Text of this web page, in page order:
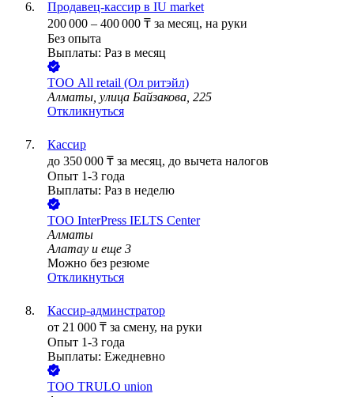
Продавец-кассир в IU market
200 000 – 400 000 ₸ за месяц, на руки
Без опыта
Выплаты: Раз в месяц
ТОО All retail (Ол ритэйл)
Алматы, улица Байзакова, 225
Откликнуться
Кассир
до 350 000 ₸ за месяц, до вычета налогов
Опыт 1-3 года
Выплаты: Раз в неделю
ТОО InterPress IELTS Center
Алматы
Алатау и еще 3
Можно без резюме
Откликнуться
Кассир-админстратор
от 21 000 ₸ за смену, на руки
Опыт 1-3 года
Выплаты: Ежедневно
ТОО TRULO union